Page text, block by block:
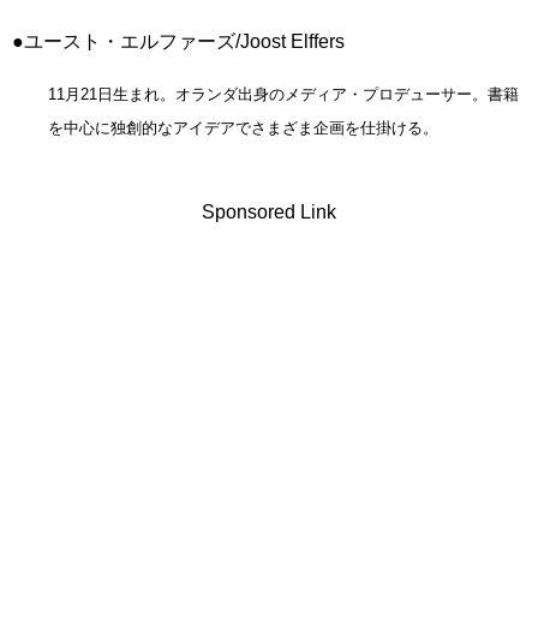
●ユースト・エルファーズ/Joost Elffers
11月21日生まれ。オランダ出身のメディア・プロデューサー。書籍
を中心に独創的なアイデアでさまざま企画を仕掛ける。
Sponsored Link